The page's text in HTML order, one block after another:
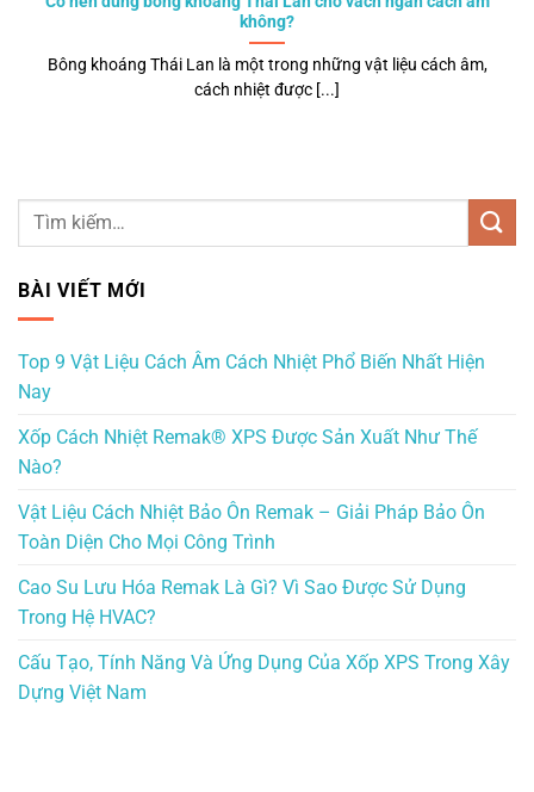
không?
Bông khoáng Thái Lan là một trong những vật liệu cách âm,
cách nhiệt được [...]
BÀI VIẾT MỚI
Top 9 Vật Liệu Cách Âm Cách Nhiệt Phổ Biến Nhất Hiện
Nay
Xốp Cách Nhiệt Remak® XPS Được Sản Xuất Như Thế
Nào?
Vật Liệu Cách Nhiệt Bảo Ôn Remak – Giải Pháp Bảo Ôn
Toàn Diện Cho Mọi Công Trình
Cao Su Lưu Hóa Remak Là Gì? Vì Sao Được Sử Dụng
Trong Hệ HVAC?
Cấu Tạo, Tính Năng Và Ứng Dụng Của Xốp XPS Trong Xây
Dựng Việt Nam